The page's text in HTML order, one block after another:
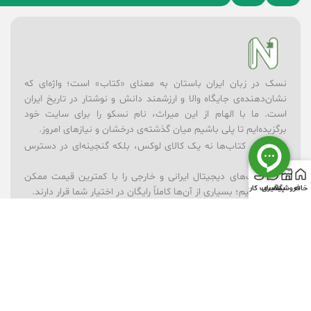
نسک در زبان ایران باستان به معنای «کتاب» است؛ واژه‌ای که
نشان‌دهنده‌ی جایگاه والا و ارزشمند دانش و نوشتار در تاریخ ایران
است. ما با الهام از این میراث، نام نسکو را برای سایت خود
برگزیده‌ایم تا پلی باشیم میان گذشته‌ی درخشان و نیازهای امروز.
در نسکو، کتاب‌ها نه یک کالای لوکس، بلکه گنجینه‌ای در دسترس
همه‌اند.
– ما کتاب‌های دیجیتال ایرانی و خارجی را با کمترین قیمت ممکن
ارائه می‌کنیم؛ بسیاری از آن‌ها کاملاً رایگان در اختیار شما قرار دارند.
خانهفروشگاهپیگیری
حساب کاربری